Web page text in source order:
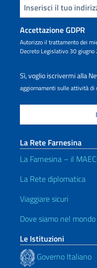
Inserisci la tua email
Accettazione GDPR
Autorizzo il trattamento dei
Decreto Legislativo 30
Sì, voglio iscrivermi alla
aggiornamenti sulle attività di
La Rete Farnesina
La Farnesina – il
La Rete diplomatica
Viaggiare sicuri
Dove siamo nel mondo
Le Istituzioni
Governo Italiano